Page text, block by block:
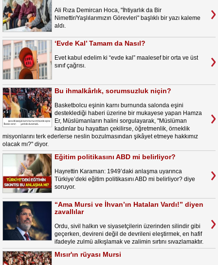
Ali Rıza Demircan Hoca, "İhtiyarlık da Bir
Nimettir/Yaşlılarımızın Görevleri" başlıklı bir yazı kaleme
aldı.
‘Evde Kal’ Tamam da Nasıl?
Evet kabul edelim ki “evde kal” maalesef bir orta ve üst
sınıf çağrısı.
Bu ihmalkârlık, sorumsuzluk niçin?
Basketbolcu eşinin karnı burnunda salonda eşini
desteklediği haberi üzerine bir mukayese yapan Hamza
Er, Müslümanların halini sorgulayarak, "Müslüman
kadınlar bu hayattan çekilirse, öğretmenlik, örneklik
misyonlarını terk ederlerse neslin bozulmasından şikâyet etmeye hakkımız
olacak mı?" diyor.
Eğitim politikasını ABD mi belirliyor?
Hayrettin Karaman: 1949’daki anlaşma uyarınca
Türkiye’deki eğitim politikasını ABD mi belirliyor? diye
soruyor.
“Ama Mursi ve İhvan’ın Hataları Vardı!” diyen
zavallılar
Ordu, sivil halkın ve siyasetçilerin üzerinden silindir gibi
geçerken, devireni değil de devrileni eleştirmek, en hafif
ifadeyle zulmü alkışlamak ve zalimin sırtını sıvazlamaktır.
Mısır'ın rüyası Mursi